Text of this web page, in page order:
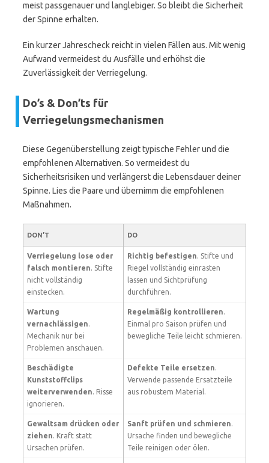
meist passgenauer und langlebiger. So bleibt die Sicherheit
der Spinne erhalten.
Ein kurzer Jahrescheck reicht in vielen Fällen aus. Mit wenig
Aufwand vermeidest du Ausfälle und erhöhst die
Zuverlässigkeit der Verriegelung.
Do’s & Don’ts für
Verriegelungsmechanismen
Diese Gegenüberstellung zeigt typische Fehler und die
empfohlenen Alternativen. So vermeidest du
Sicherheitsrisiken und verlängerst die Lebensdauer deiner
Spinne. Lies die Paare und übernimm die empfohlenen
Maßnahmen.
DON’T DO
Verriegelung lose oder
falsch montieren. Stifte
nicht vollständig
einstecken.
Richtig befestigen. Stifte und
Riegel vollständig einrasten
lassen und Sichtprüfung
durchführen.
Wartung
vernachlässigen.
Mechanik nur bei
Problemen anschauen.
Regelmäßig kontrollieren.
Einmal pro Saison prüfen und
bewegliche Teile leicht schmieren.
Beschädigte
Kunststoffclips
weiterverwenden. Risse
ignorieren.
Defekte Teile ersetzen.
Verwende passende Ersatzteile
aus robustem Material.
Gewaltsam drücken oder
ziehen. Kraft statt
Ursachen prüfen.
Sanft prüfen und schmieren.
Ursache finden und bewegliche
Teile reinigen oder ölen.